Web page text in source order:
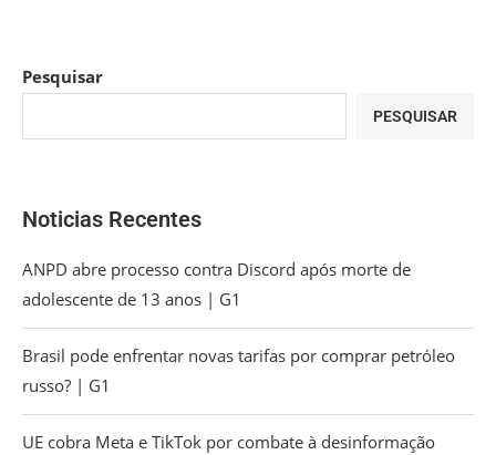
Pesquisar
PESQUISAR
Noticias Recentes
ANPD abre processo contra Discord após morte de
adolescente de 13 anos | G1
Brasil pode enfrentar novas tarifas por comprar petróleo
russo? | G1
UE cobra Meta e TikTok por combate à desinformação